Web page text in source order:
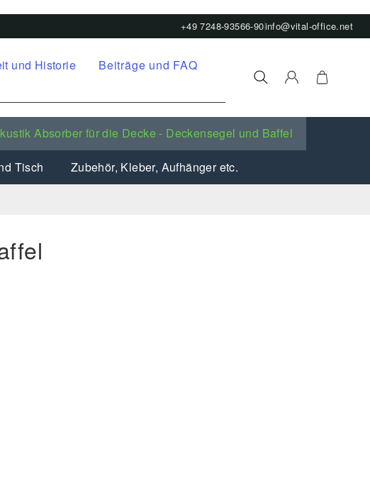
+49 7248-93566-90info@vital-office.net
und Historie
Beiträge und FAQ
Absorber für die Decke - Deckensegel und Baffel
Tisch Zubehör, Kleber, Aufhänger etc.